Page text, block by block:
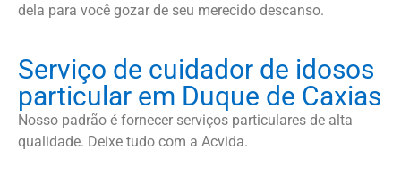
dela para você gozar de seu merecido descanso.
Serviço de cuidador de idosos
particular em Duque de Caxias
Nosso padrão é fornecer serviços particulares de alta
qualidade. Deixe tudo com a Acvida.